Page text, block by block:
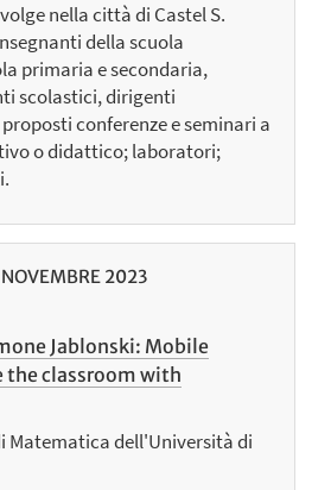
nella città di Castel S.
della scuola
primaria e secondaria,
scolastici, dirigenti
conferenze e seminari a
o didattico; laboratori;
NOVEMBRE 2023
Jablonski: Mobile
the classroom with
Matematica dell'Università di